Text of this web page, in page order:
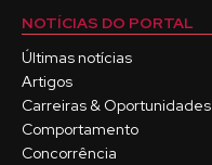
NOTÍCIAS DO PORTAL
Últimas notícias
Artigos
Carreiras & Oportunidades
Comportamento
Concorrência